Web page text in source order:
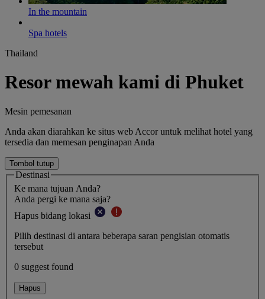
In the mountain
Spa hotels
Thailand
Resor mewah kami di Phuket
Mesin pemesanan
Anda akan diarahkan ke situs web Accor untuk melihat hotel yang
tersedia dan memesan penginapan Anda
Tombol tutup
Destinasi
Ke mana tujuan Anda?
Anda pergi ke mana saja?
Hapus bidang lokasi
Pilih destinasi di antara beberapa saran pengisian otomatis
tersebut
0 suggest found
Hapus